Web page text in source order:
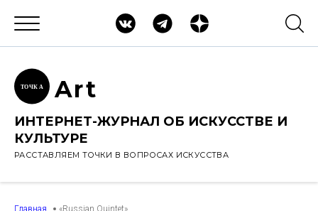
ТОЧК А Art
ИНТЕРНЕТ-ЖУРНАЛ ОБ ИСКУССТВЕ И
КУЛЬТУРЕ
РАССТАВЛЯЕМ ТОЧКИ В ВОПРОСАХ ИСКУССТВА
Главная «Russian Quintet»